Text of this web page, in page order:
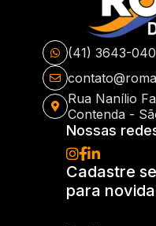
(41) 3643-
Rua Nanílio
Contenda -
Nossas
Cadastre
para